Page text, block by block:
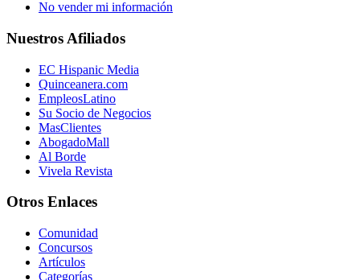
No vender mi información
Nuestros Afiliados
EC Hispanic Media
Quinceanera.com
EmpleosLatino
Su Socio de Negocios
MasClientes
AbogadoMall
Al Borde
Vivela Revista
Otros Enlaces
Comunidad
Concursos
Artículos
Categorías